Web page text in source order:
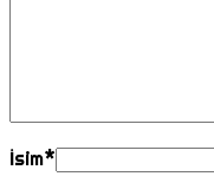
İsim*